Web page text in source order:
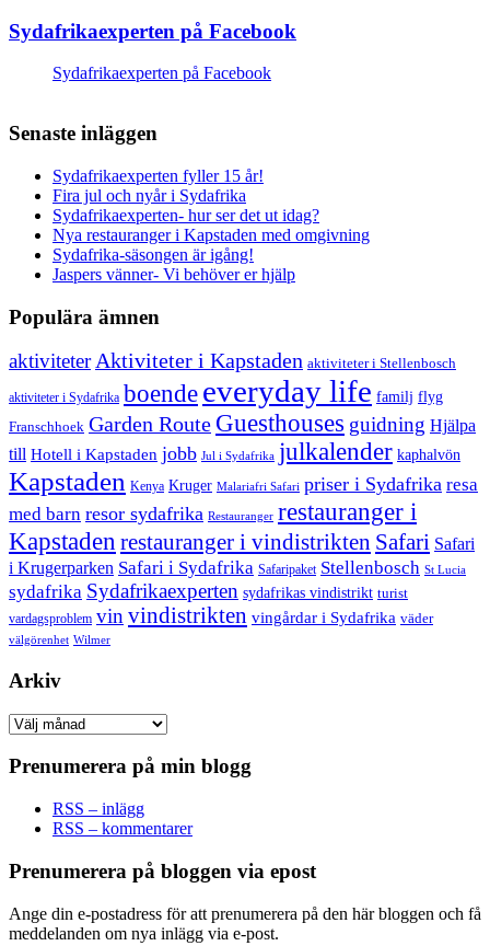
Sydafrikaexperten på Facebook
Sydafrikaexperten på Facebook
Senaste inläggen
Sydafrikaexperten fyller 15 år!
Fira jul och nyår i Sydafrika
Sydafrikaexperten- hur ser det ut idag?
Nya restauranger i Kapstaden med omgivning
Sydafrika-säsongen är igång!
Jaspers vänner- Vi behöver er hjälp
Populära ämnen
aktiviteterAktiviteter i Kapstaden aktiviteter i Stellenbosch
aktiviteter i Sydafrika boende everyday life familj flyg
Franschhoek Garden Route Guesthouses guidning Hjälpa
till Hotell i Kapstaden jobb Jul i Sydafrika julkalender kaphalvön
Kapstaden Kenya Kruger Malariafri Safari priser i Sydafrika resa
med barn resor sydafrika Restauranger restauranger i
Kapstaden restauranger i vindistrikten Safari Safari
i Krugerparken Safari i Sydafrika Safaripaket Stellenbosch St Lucia
sydafrika Sydafrikaexperten sydafrikas vindistrikt turist
vardagsproblem vinvindistrikten vingårdar i Sydafrika väder
välgörenhet Wilmer
Arkiv
Arkiv
Prenumerera på min blogg
RSS – inlägg
RSS – kommentarer
Prenumerera på bloggen via epost
Ange din e-postadress för att prenumerera på den här bloggen och få
meddelanden om nya inlägg via e-post.